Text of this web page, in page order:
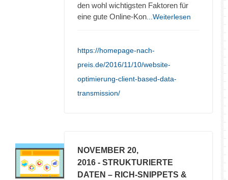
den wohl wichtigsten Faktoren für
eine gute Online-Kon ...Weiterlesen
https://homepage-nach-
preis.de/2016/11/10/website-
optimierung-client-based-data-
transmission/
NOVEMBER 20,
2016 - STRUKTURIERTE
DATEN – RICH-SNIPPETS &